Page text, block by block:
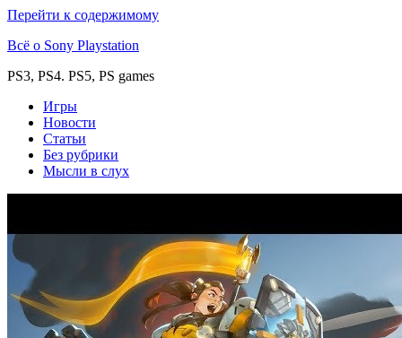
Перейти к содержимому
Всё о Sony Playstation
PS3, PS4. PS5, PS games
Игры
Новости
Статьи
Без рубрики
Мысли в слух